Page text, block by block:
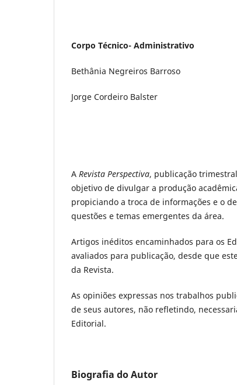
Corpo Técnico- Administrativo
Bethânia Negreiros Barroso
Jorge Cordeiro Balster
A Revista Perspectiva, publicação
objetivo de divulgar a produção
propiciando a troca de informações e o
questões e temas emergentes da área.
Artigos inéditos encaminhados para os
avaliados para publicação, desde que
da Revista.
As opiniões expressas nos trabalhos
de seus autores, não refletindo,
Editorial.
Biografia do Autor